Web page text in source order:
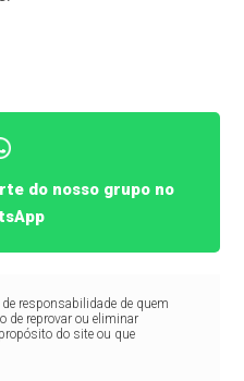
do nosso grupo no
responsabilidade de quem
de reprovar ou eliminar
do site ou que